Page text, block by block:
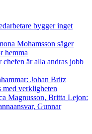
bygger inget
Mohamsson säger
hemma
chefen är alla andras jobb
Johan Britz
med verkligheten
Magnusson, Britta Lejon:
Gunnar